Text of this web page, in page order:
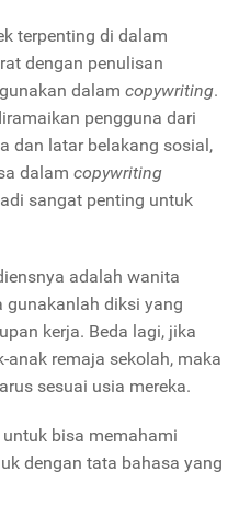
terpenting di dalam
dengan penulisan
dalam copywriting.
pengguna dari
dan latar belakang sosial,
dalam copywriting
sangat penting untuk
adalah wanita
gunakanlah diksi yang
kerja. Beda lagi, jika
remaja sekolah, maka
sesuai usia mereka.
bisa memahami
dengan tata bahasa yang